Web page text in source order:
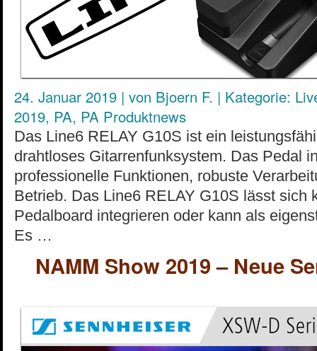
24. Januar 2019 | von Bjoern F. | Kategorie:
2019, PA, PA Produktnews
Das Line6 RELAY G10S ist ein
drahtloses Gitarrenfunksystem. Das Pedal
professionelle Funktionen, robuste
Betrieb. Das Line6 RELAY G10S lässt sich
Pedalboard integrieren oder kann als
Es …
NAMM Show 2019 – Neue